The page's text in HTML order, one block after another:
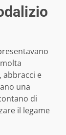
abbracci e
una
di
il legame